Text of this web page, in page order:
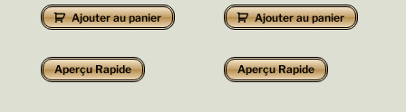
Ajouter au panier
Aperçu Rapide
Ajouter au panier
Aperçu Rapide